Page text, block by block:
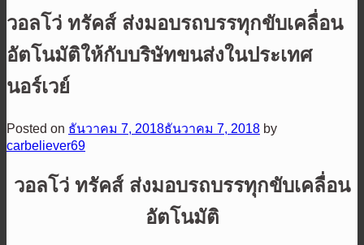
วอลโว่ ทรัคส์ ส่งมอบรถบรรทุกขับเคลื่อน
อัตโนมัติให้กับบริษัทขนส่งในประเทศ
นอร์เวย์
Posted on ธันวาคม 7, 2018ธันวาคม 7, 2018 by
carbeliever69
วอลโว่ ทรัคส์ ส่งมอบรถบรรทุกขับเคลื่อน
อัตโนมัติ